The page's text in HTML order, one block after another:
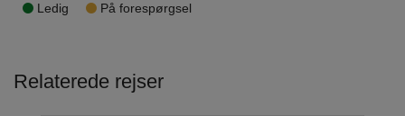
Ledig På forespørgsel
Relaterede rejser